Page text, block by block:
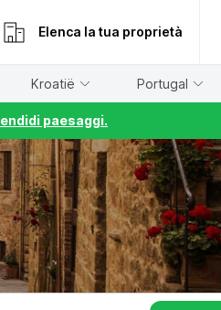
Elenca la tua proprietà
Kroatië Portugal
paesaggi.